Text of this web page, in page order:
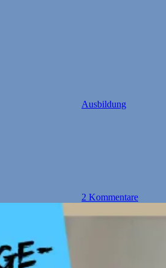
Ausbildung
2 Kommentare